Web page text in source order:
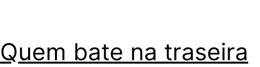
Quem bate na traseira